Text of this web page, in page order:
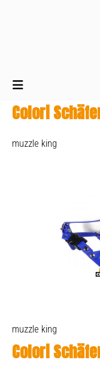
Colori
muzzle king
muzzle king
Colori